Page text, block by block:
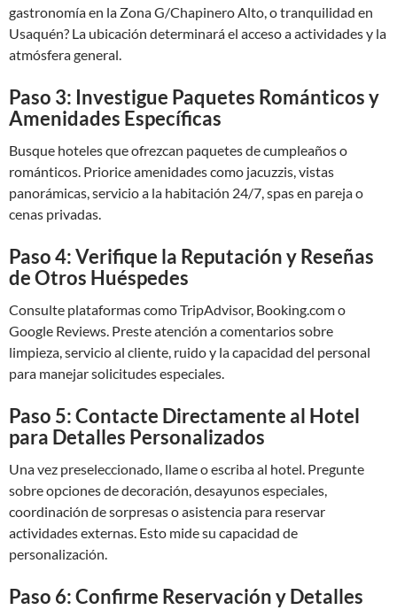
gastronomía en la Zona G/Chapinero Alto, o tranquilidad en
Usaquén? La ubicación determinará el acceso a actividades y la
atmósfera general.
Paso 3: Investigue Paquetes Románticos y
Amenidades Específicas
Busque hoteles que ofrezcan paquetes de cumpleaños o
románticos. Priorice amenidades como jacuzzis, vistas
panorámicas, servicio a la habitación 24/7, spas en pareja o
cenas privadas.
Paso 4: Verifique la Reputación y Reseñas
de Otros Huéspedes
Consulte plataformas como TripAdvisor, Booking.com o
Google Reviews. Preste atención a comentarios sobre
limpieza, servicio al cliente, ruido y la capacidad del personal
para manejar solicitudes especiales.
Paso 5: Contacte Directamente al Hotel
para Detalles Personalizados
Una vez preseleccionado, llame o escriba al hotel. Pregunte
sobre opciones de decoración, desayunos especiales,
coordinación de sorpresas o asistencia para reservar
actividades externas. Esto mide su capacidad de
personalización.
Paso 6: Confirme Reservación y Detalles